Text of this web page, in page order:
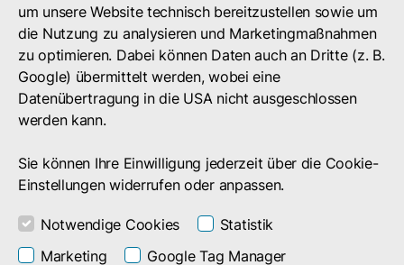
Suchergebnis
um unsere Website technisch bereitzustellen sowie um
die Nutzung zu analysieren und Marketingmaßnahmen
zu optimieren. Dabei können Daten auch an Dritte (z. B.
Google) übermittelt werden, wobei eine
Datenübertragung in die USA nicht ausgeschlossen
werden kann.
Sie können Ihre Einwilligung jederzeit über die Cookie-
Einstellungen widerrufen oder anpassen.
Notwendige Cookies
Statistik
Marketing
Google Tag Manager